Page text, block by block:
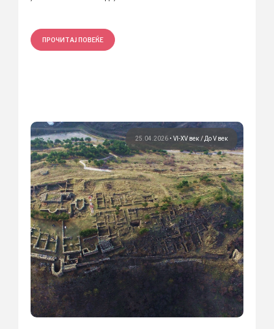
ПРОЧИТАЈ ПОВЕЌЕ
25.04.2026 • VI-XV век До V век